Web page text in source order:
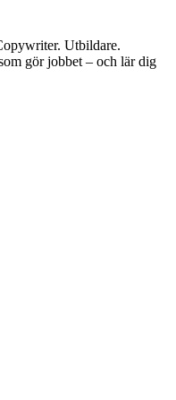
Utbildare.
gör jobbet – och lär dig